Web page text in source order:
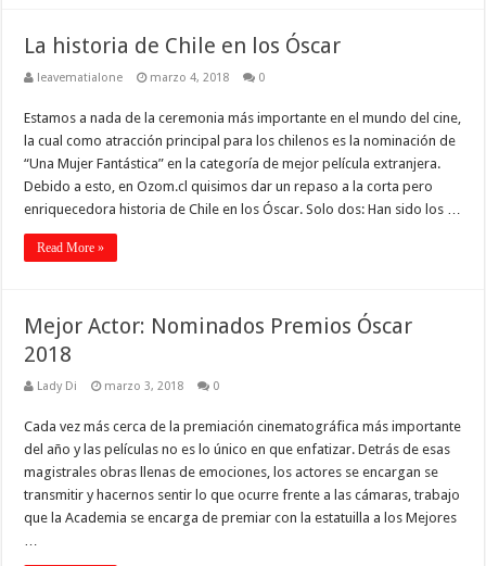
La historia de Chile en los Óscar
leavematialone marzo 4, 2018 0
Estamos a nada de la ceremonia más importante en el mundo del cine,
la cual como atracción principal para los chilenos es la nominación de
“Una Mujer Fantástica” en la categoría de mejor película extranjera.
Debido a esto, en Ozom.cl quisimos dar un repaso a la corta pero
enriquecedora historia de Chile en los Óscar. Solo dos: Han sido los …
Read More »
Mejor Actor: Nominados Premios Óscar
2018
Lady Di marzo 3, 2018 0
Cada vez más cerca de la premiación cinematográfica más importante
del año y las películas no es lo único en que enfatizar. Detrás de esas
magistrales obras llenas de emociones, los actores se encargan se
transmitir y hacernos sentir lo que ocurre frente a las cámaras, trabajo
que la Academia se encarga de premiar con la estatuilla a los Mejores
…